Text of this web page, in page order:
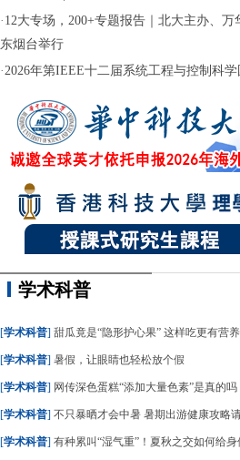
· 12大专场，200+专题报告｜北大主办、
东烟台举行
·2026年第IEEE十二届系统工程与控制科学
学术科普
[学术科普] 甜瓜竟是“隐形护心果” 这样吃更有营养
[学术科普] 暑假，让眼睛也轻松放个假
[学术科普] 网传深色蛋糕“添加大量色素”是真的吗 还能不
[学术科普] 不只暴晒才会中暑 暑期出游健康攻略
[学术科普] 有种累叫“湿气重”！夏秋之交如何给